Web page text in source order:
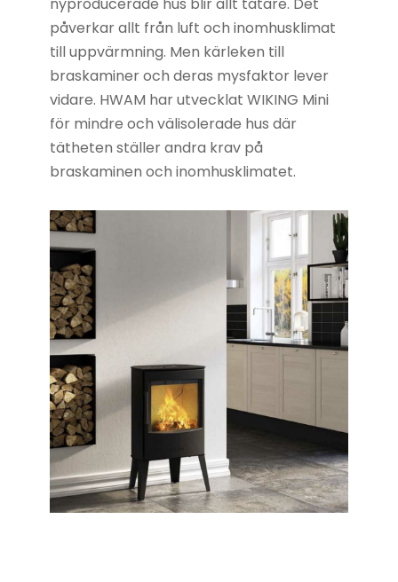
påverkar allt från luft och inomhusklimat
till uppvärmning. Men kärleken till
braskaminer och deras mysfaktor lever
vidare. HWAM har utvecklat WIKING Mini
för mindre och välisolerade hus där
tätheten ställer andra krav på
braskaminen och inomhusklimatet.